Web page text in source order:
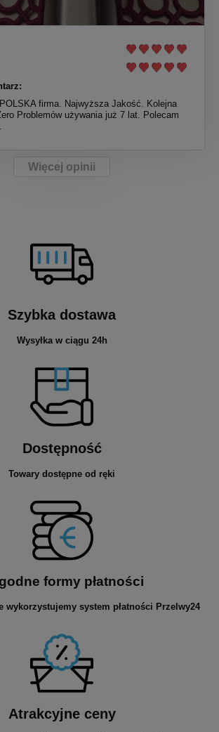
firma. Najwyższa Jakość. Kolejna
Problemów używania już 7 lat. Polecam
Więcej opinii
Szybka dostawa
Wysyłka w ciągu 24h
Dostępność
Towary dostępne od ręki
formy płatności
wykorzystujemy system płatności Przelwy24
Atrakcyjne ceny